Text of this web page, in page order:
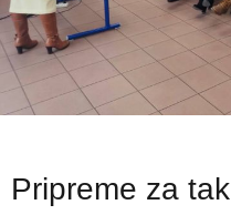
Pripreme za